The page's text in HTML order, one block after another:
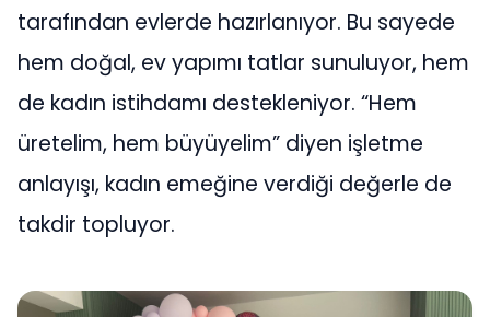
tarafından evlerde hazırlanıyor. Bu sayede
hem doğal, ev yapımı tatlar sunuluyor, hem
de kadın istihdamı destekleniyor. “Hem
üretelim, hem büyüyelim” diyen işletme
anlayışı, kadın emeğine verdiği değerle de
takdir topluyor.